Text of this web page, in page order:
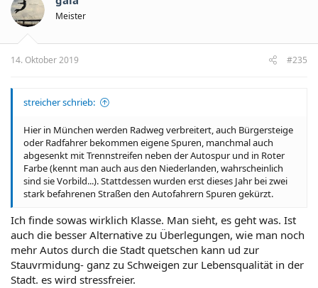
Meister
14. Oktober 2019 #235
streicher schrieb:
Hier in München werden Radweg verbreitert, auch Bürgersteige
oder Radfahrer bekommen eigene Spuren, manchmal auch
abgesenkt mit Trennstreifen neben der Autospur und in Roter
Farbe (kennt man auch aus den Niederlanden, wahrscheinlich
sind sie Vorbild...). Stattdessen wurden erst dieses Jahr bei zwei
stark befahrenen Straßen den Autofahrern Spuren gekürzt.
Ich finde sowas wirklich Klasse. Man sieht, es geht was. Ist
auch die besser Alternative zu Überlegungen, wie man noch
mehr Autos durch die Stadt quetschen kann ud zur
Stauvrmidung- ganz zu Schweigen zur Lebensqualität in der
Stadt. es wird stressfreier.